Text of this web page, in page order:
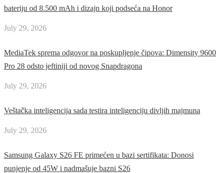
bateriju od 8.500 mAh i dizajn koji podseća na Honor
July 29, 2026
MediaTek sprema odgovor na poskupljenje čipova: Dimensity 9600
Pro 28 odsto jeftiniji od novog Snapdragona
July 29, 2026
Veštačka inteligencija sada testira inteligenciju divljih majmuna
July 29, 2026
Samsung Galaxy S26 FE primećen u bazi sertifikata: Donosi
punjenje od 45W i nadmašuje bazni S26